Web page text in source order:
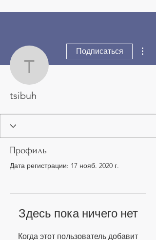
tsibuh
Подписаться
tsibuh
Профиль
Дата регистрации: 17 нояб. 2020 г.
Здесь пока ничего нет
Когда этот пользователь добавит